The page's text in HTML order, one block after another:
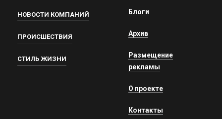
НОВОСТИ КОМПАНИЙ
ПРОИСШЕСТВИЯ
СТИЛЬ ЖИЗНИ
Блоги
Архив
Размещение
рекламы
О проекте
Контакты